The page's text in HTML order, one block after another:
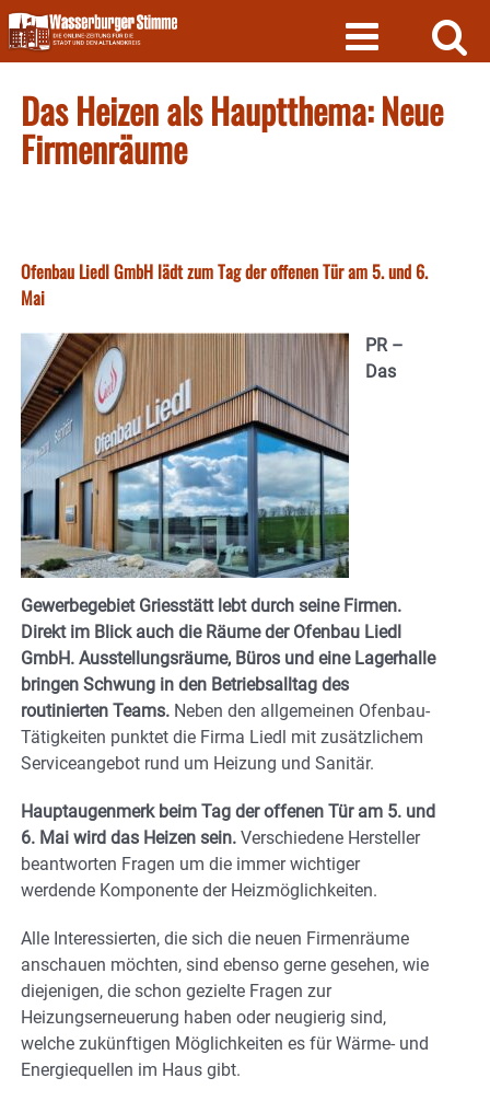
Skip
to
content
Das Heizen als Hauptthema: Neue
Firmenräume
Ofenbau Liedl GmbH lädt zum Tag der offenen Tür am 5. und 6.
Mai
PR –
Das
Gewerbegebiet Griesstätt lebt durch seine Firmen.
Direkt im Blick auch die Räume der Ofenbau Liedl
GmbH. Ausstellungsräume, Büros und eine Lagerhalle
bringen Schwung in den Betriebsalltag des
routinierten Teams. Neben den allgemeinen Ofenbau-
Tätigkeiten punktet die Firma Liedl mit zusätzlichem
Serviceangebot rund um Heizung und Sanitär.
Hauptaugenmerk beim Tag der offenen Tür am 5. und
6. Mai wird das Heizen sein. Verschiedene Hersteller
beantworten Fragen um die immer wichtiger
werdende Komponente der Heizmöglichkeiten.
Alle Interessierten, die sich die neuen Firmenräume
anschauen möchten, sind ebenso gerne gesehen, wie
diejenigen, die schon gezielte Fragen zur
Heizungserneuerung haben oder neugierig sind,
welche zukünftigen Möglichkeiten es für Wärme- und
Energiequellen im Haus gibt.